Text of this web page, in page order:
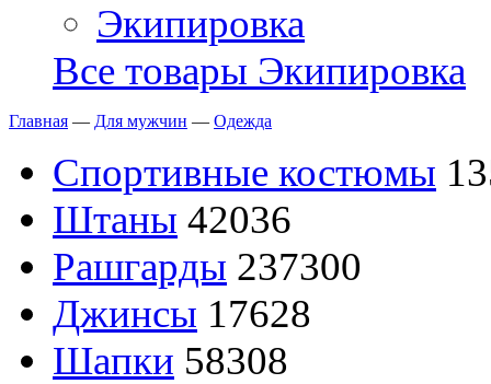
Экипировка
Все товары Экипировка
Главная — Для мужчин — Одежда
Спортивные костюмы
Штаны 42036
Рашгарды 237300
Джинсы 17628
Шапки 58308